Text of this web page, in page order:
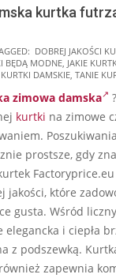
kurtka
DOBREJ JAKOŚCI
BĘDĄ MODNE JAKIE
DAMSKIE TANIE
zimowa damska
kurtki na zimowe
prostsze, gdy
jakości, które
gusta. Wśród
i ciepła
z podszewką.
zapewnia